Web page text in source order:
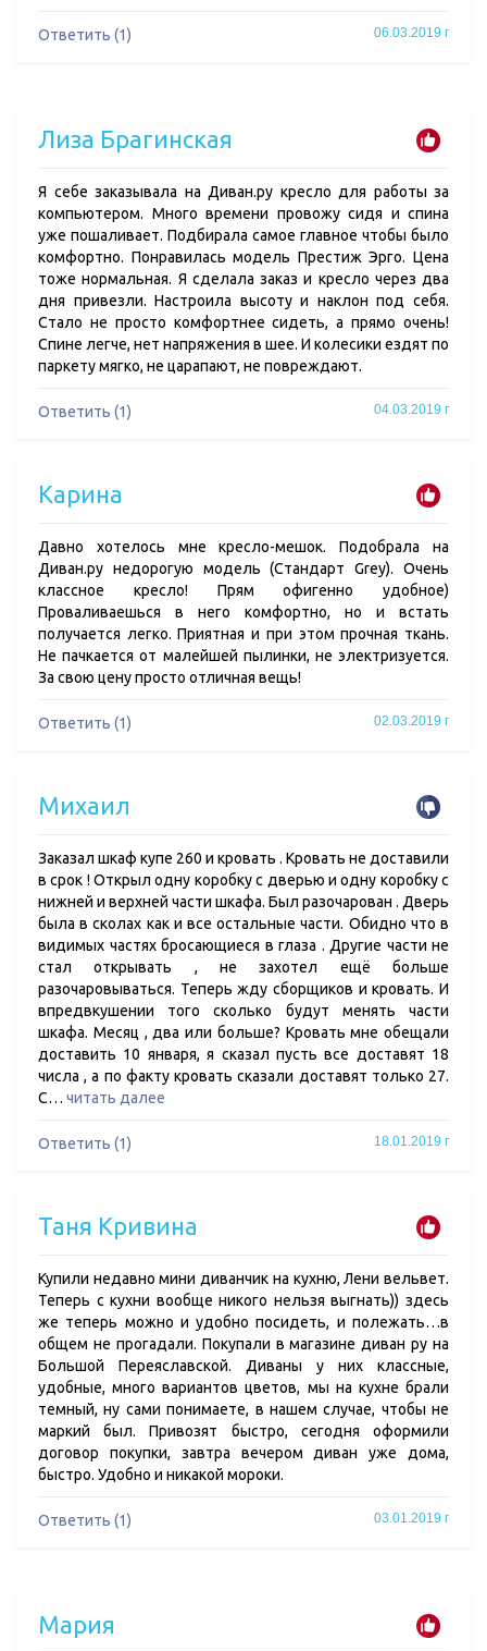
Ответить (1) 06.03.2019 г
Лиза Брагинская
Я себе заказывала на Диван.ру кресло для работы за
компьютером. Много времени провожу сидя и спина
уже пошаливает. Подбирала самое главное чтобы было
комфортно. Понравилась модель Престиж Эрго. Цена
тоже нормальная. Я сделала заказ и кресло через два
дня привезли. Настроила высоту и наклон под себя.
Стало не просто комфортнее сидеть, а прямо очень!
Спине легче, нет напряжения в шее. И колесики ездят по
паркету мягко, не царапают, не повреждают.
Ответить (1) 04.03.2019 г
Карина
Давно хотелось мне кресло-мешок. Подобрала на
Диван.ру недорогую модель (Стандарт Grey). Очень
классное кресло! Прям офигенно удобное)
Проваливаешься в него комфортно, но и встать
получается легко. Приятная и при этом прочная ткань.
Не пачкается от малейшей пылинки, не электризуется.
За свою цену просто отличная вещь!
Ответить (1) 02.03.2019 г
Михаил
Заказал шкаф купе 260 и кровать . Кровать не доставили
в срок ! Открыл одну коробку с дверью и одну коробку с
нижней и верхней части шкафа. Был разочарован . Дверь
была в сколах как и все остальные части. Обидно что в
видимых частях бросающиеся в глаза . Другие части не
стал открывать , не захотел ещё больше
разочаровываться. Теперь жду сборщиков и кровать. И
впредвкушении того сколько будут менять части
шкафа. Месяц , два или больше? Кровать мне обещали
доставить 10 января, я сказал пусть все доставят 18
числа , а по факту кровать сказали доставят только 27.
С… читать далее
Ответить (1) 18.01.2019 г
Таня Кривина
Купили недавно мини диванчик на кухню, Лени вельвет.
Теперь с кухни вообще никого нельзя выгнать)) здесь
же теперь можно и удобно посидеть, и полежать…в
общем не прогадали. Покупали в магазине диван ру на
Большой Переяславской. Диваны у них классные,
удобные, много вариантов цветов, мы на кухне брали
темный, ну сами понимаете, в нашем случае, чтобы не
маркий был. Привозят быстро, сегодня оформили
договор покупки, завтра вечером диван уже дома,
быстро. Удобно и никакой мороки.
Ответить (1) 03.01.2019 г
Мария